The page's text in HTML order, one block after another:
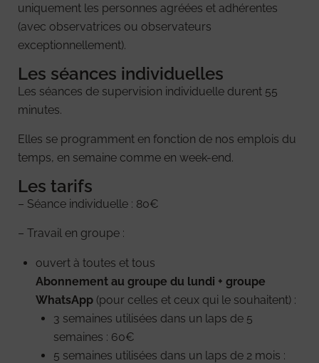
uniquement les personnes agréées et adhérentes
(avec observatrices ou observateurs
exceptionnellement).
Les séances individuelles
Les séances de supervision individuelle durent 55
minutes.
Elles se programment en fonction de nos emplois du
temps, en semaine comme en week-end.
Les tarifs
– Séance individuelle : 80€
– Travail en groupe :
ouvert à toutes et tous
Abonnement au groupe du lundi + groupe
WhatsApp (pour celles et ceux qui le souhaitent) :
3 semaines utilisées dans un laps de 5
semaines : 60€
5 semaines utilisées dans un laps de 2 mois :